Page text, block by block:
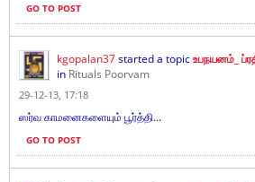
GO TO POST
kgopalan37started a topicஉபநயனம்_
in Rituals Poorvam
29-12-13, 17:18
ஸர்வ காமனைகளையும் பூர்த்தி...
GO TO POST